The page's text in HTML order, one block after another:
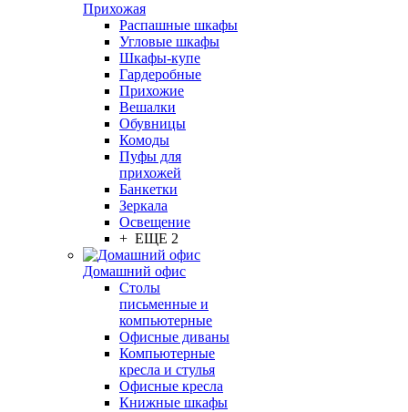
Прихожая
Распашные шкафы
Угловые шкафы
Шкафы-купе
Гардеробные
Прихожие
Вешалки
Обувницы
Комоды
Пуфы для
прихожей
Банкетки
Зеркала
Освещение
+ ЕЩЕ 2
Домашний офис
Столы
письменные и
компьютерные
Офисные диваны
Компьютерные
кресла и стулья
Офисные кресла
Книжные шкафы